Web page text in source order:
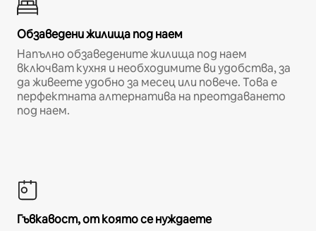
Обзаведени жилища под наем
Напълно обзаведените жилища под наем
включват кухня и необходимите ви удобства, за
да живеете удобно за месец или повече. Това е
перфектната алтернатива на преотдаването
под наем.
Гъвкавост, от която се нуждаете